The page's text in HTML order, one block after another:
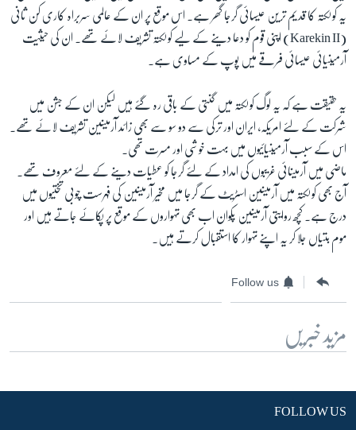
یہ کولکتہ کا قدیم ترین عیسائی گرجا گھر ہے۔ اس موقع پر ان کے عالمی سربراہ کاری کن ثانی
(Karekin II) اپنی قوم کو دعا دینے کے لیے کولکتہ تشریف لائے تھے۔ ان کی حیثیت
آرمینیائی عیسائی فرقے میں پوپ کے مساوی ہے۔
یہ حقیقت ہے کہ یہ لوگ کولکتہ میں گنتی کے باقی رہ گئے ہیں لیکن ان کے جشن میں
شرکت کے لئے امریکہ، ایران اور ترکی سے دو سو سے بھی زائد آرمینین تشریف لائے تھے۔
اس کے سبب آرمینیائیوں میں بہت خوشی اور مسرت تھی۔
ماضی میں آرمینائی غریبوں کی امداد کے لئے گرجا کو عطیات دینے کے لئے معروف تھے۔
آج بھی کولکتہ میں آرمینین اسٹریٹ کے گرجا میں مخیر آرمینین کی فہرست چوبی تختیوں میں
درج ہے۔ کچھ روایتی آرمینین پکوان اب بھی تہواروں کے موقع پر پکائے جاتے ہیں اور
موم بتیاں جلا کر یہ اپنے تہوار کا استقبال کرتے ہیں۔
Follow us
مزید خبریں
FOLLOW US